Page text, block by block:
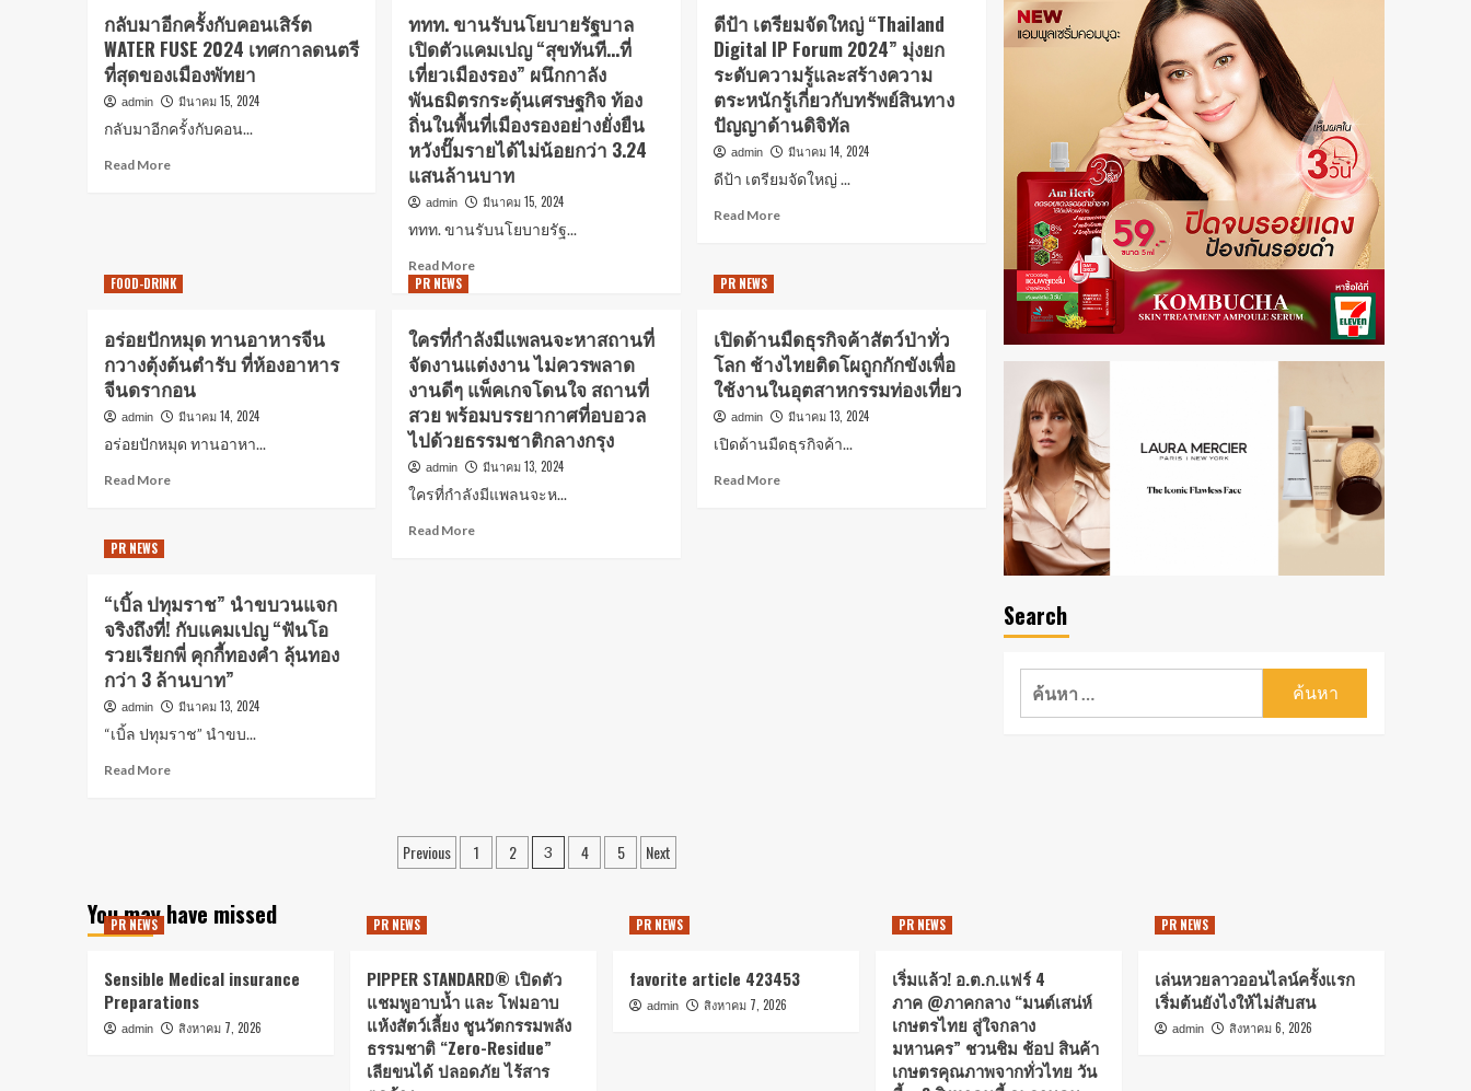
กลับมาอีกครั้งกับคอนเสิร์ต
WATER FUSE 2024 เทศกาลดนตรี
ที่สุดของเมืองพัทยา
admin มีนาคม 15, 2024
กลับมาอีกครั้งกับคอน...
Read More
ททท. ขานรับนโยบายรัฐบาล
เปิดตัวแคมเปญ “สุขทันที…ที่
เที่ยวเมืองรอง” ผนึกกาลัง
พันธมิตรกระตุ้นเศรษฐกิจ ท้อง
ถิ่นในพื้นที่เมืองรองอย่างยั่งยืน
หวังปั๊มรายได้ไม่น้อยกว่า 3.24
แสนล้านบาท
admin มีนาคม 15, 2024
ททท. ขานรับนโยบายรัฐ...
Read More
ดีป้า เตรียมจัดใหญ่ “Thailand
Digital IP Forum 2024” มุ่งยก
ระดับความรู้และสร้างความ
ตระหนักรู้เกี่ยวกับทรัพย์สินทาง
ปัญญาด้านดิจิทัล
admin มีนาคม 14, 2024
ดีป้า เตรียมจัดใหญ่ ...
Read More
FOOD-DRINK
อร่อยปักหมุด ทานอาหารจีน
กวางตุ้งต้นตำรับ ที่ห้องอาหาร
จีนดรากอน
admin มีนาคม 14, 2024
อร่อยปักหมุด ทานอาหา...
Read More
PR NEWS
ใครที่กำลังมีแพลนจะหาสถานที่
จัดงานแต่งงาน ไม่ควรพลาด
งานดีๆ แพ็คเกจโดนใจ สถานที่
สวย พร้อมบรรยากาศที่อบอวล
ไปด้วยธรรมชาติกลางกรุง
admin มีนาคม 13, 2024
ใครที่กำลังมีแพลนจะห...
Read More
PR NEWS
เปิดด้านมืดธุรกิจค้าสัตว์ป่าทั่ว
โลก ช้างไทยติดโผถูกกักขังเพื่อ
ใช้งานในอุตสาหกรรมท่องเที่ยว
admin มีนาคม 13, 2024
เปิดด้านมืดธุรกิจค้า...
Read More
PR NEWS
“เบิ้ล ปทุมราช” นำขบวนแจก
จริงถึงที่! กับแคมเปญ “ฟันโอ
รวยเรียกพี่ คุกกี้ทองคำ ลุ้นทอง
กว่า 3 ล้านบาท”
admin มีนาคม 13, 2024
“เบิ้ล ปทุมราช” นำขบ...
Read More
Previous 1 2 3 4 5 Next
Search
You may have missed
PR NEWS
Sensible Medical insurance
Preparations
admin สิงหาคม 7, 2026
PR NEWS
PIPPER STANDARD® เปิดตัว
แชมพูอาบน้ำ และ โฟมอาบ
แห้งสัตว์เลี้ยง ชูนวัตกรรมพลัง
ธรรมชาติ “Zero-Residue”
เลียขนได้ ปลอดภัย ไร้สาร
PR NEWS
favorite article 423453
admin สิงหาคม 7, 2026
PR NEWS
เริ่มแล้ว! อ.ต.ก.แฟร์ 4
ภาค @ภาคกลาง “มนต์เสน่ห์
เกษตรไทย สู่ใจกลาง
มหานคร” ชวนชิม ช้อป สินค้า
เกษตรคุณภาพจากทั่วไทย วัน
PR NEWS
เล่นหวยลาวออนไลน์ครั้งแรก
เริ่มต้นยังไงให้ไม่สับสน
admin สิงหาคม 6, 2026